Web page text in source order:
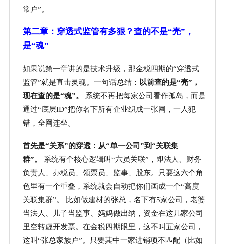
常户”。
第二章：穿透式监管有多狠？查的不是“壳”，
是“魂”
如果说第一章讲的是技术升级，那金税四期的“穿透式
监管”就是直击灵魂。一句话总结： 以前查的是“壳”，
现在查的是“魂”。
系统不再把每家公司看作孤岛，而是
通过“底层ID”把你名下所有企业织成一张网，一人犯
错，全网连坐。
首先是“关系”的穿透：从“单一公司”到“关联集
群”。
系统有个核心逻辑叫“六员关联”，即法人、财务
负责人、办税员、领票员、监事、股东。只要这六个角
色里有一个重叠，系统就会自动把你们画成一个“高度
关联集群”。 比如做建材的张总，名下有5家公司，老婆
当法人、儿子当监事、妈妈做出纳，资金在这几家公司
里空转虚开发票。在金税四期眼里，这不叫五家公司，
这叫“张总家族户”。只要其中一家进销项不匹配（比如